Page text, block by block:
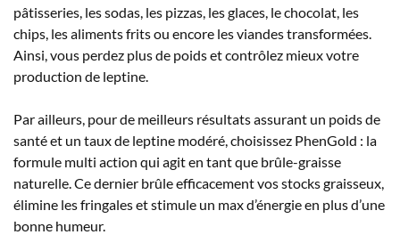
pâtisseries, les sodas, les pizzas, les glaces, le chocolat, les
chips, les aliments frits ou encore les viandes transformées.
Ainsi, vous perdez plus de poids et contrôlez mieux votre
production de leptine.
Par ailleurs, pour de meilleurs résultats assurant un poids de
santé et un taux de leptine modéré, choisissez PhenGold : la
formule multi action qui agit en tant que brûle-graisse
naturelle. Ce dernier brûle efficacement vos stocks graisseux,
élimine les fringales et stimule un max d’énergie en plus d’une
bonne humeur.